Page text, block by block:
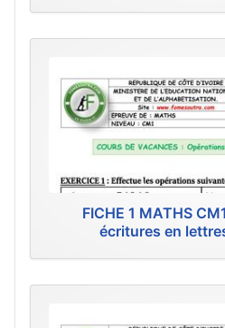
FICHE 1 MATHS
écritures en